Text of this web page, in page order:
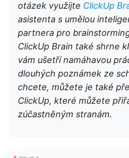
otázek využijte ClickUp
asistenta s umělou
partnera pro
ClickUp Brain také shrne
vám ušetří namáhavou
dlouhých poznámek ze
chcete, můžete je také
ClickUp, které můžete
zúčastněným stranám.